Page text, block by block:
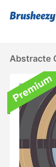
Abstracte